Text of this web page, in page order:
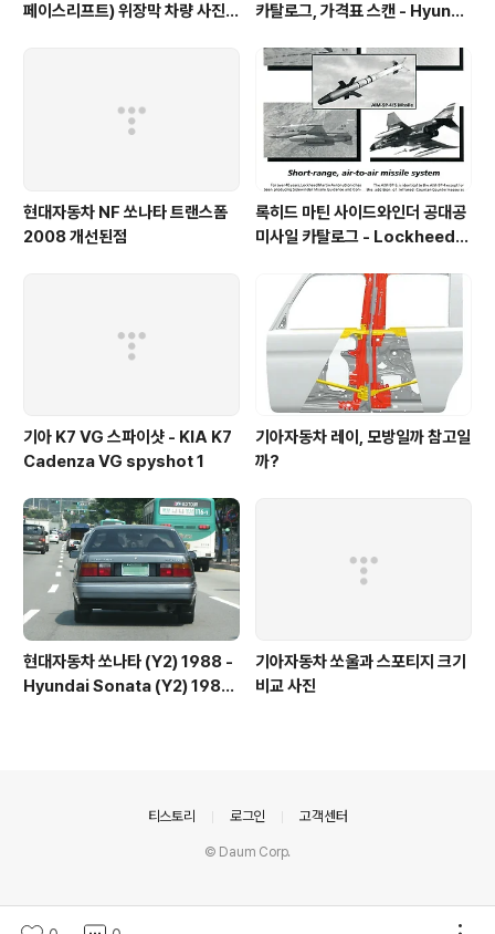
페이스리프트) 위장막 차량 사진 -
카탈로그, 가격표 스캔 - Hyunda
og
현대자동차 NF 쏘나타 트랜스폼
2008 개선된점
록히드 마틴 사이드와인더 공대공
미사일 카탈로그 - Lockheed
1996
기아 K7 VG 스파이샷 - KIA K7
Cadenza VG spyshot 1
기아자동차 레이, 모방일까 참고일
까?
현대자동차 쏘나타 (Y2) 1988 -
Hyundai Sonata (Y2) 1988
기아자동차 쏘울과 스포티지 크기
비교 사진
티스토리 로그인 고객센터
© Daum Corp.